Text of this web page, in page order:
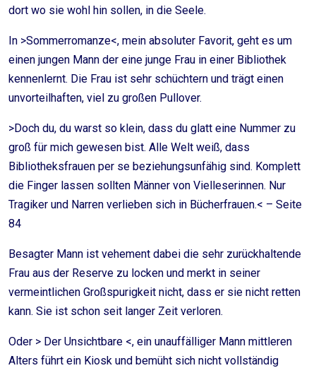
dort wo sie wohl hin sollen, in die Seele.
In >Sommerromanze<, mein absoluter Favorit, geht es um
einen jungen Mann der eine junge Frau in einer Bibliothek
kennenlernt. Die Frau ist sehr schüchtern und trägt einen
unvorteilhaften, viel zu großen Pullover.
>Doch du, du warst so klein, dass du glatt eine Nummer zu
groß für mich gewesen bist. Alle Welt weiß, dass
Bibliotheksfrauen per se beziehungsunfähig sind. Komplett
die Finger lassen sollten Männer von Vielleserinnen. Nur
Tragiker und Narren verlieben sich in Bücherfrauen.< – Seite
84
Besagter Mann ist vehement dabei die sehr zurückhaltende
Frau aus der Reserve zu locken und merkt in seiner
vermeintlichen Großspurigkeit nicht, dass er sie nicht retten
kann. Sie ist schon seit langer Zeit verloren.
Oder > Der Unsichtbare <, ein unauffälliger Mann mittleren
Alters führt ein Kiosk und bemüht sich nicht vollständig